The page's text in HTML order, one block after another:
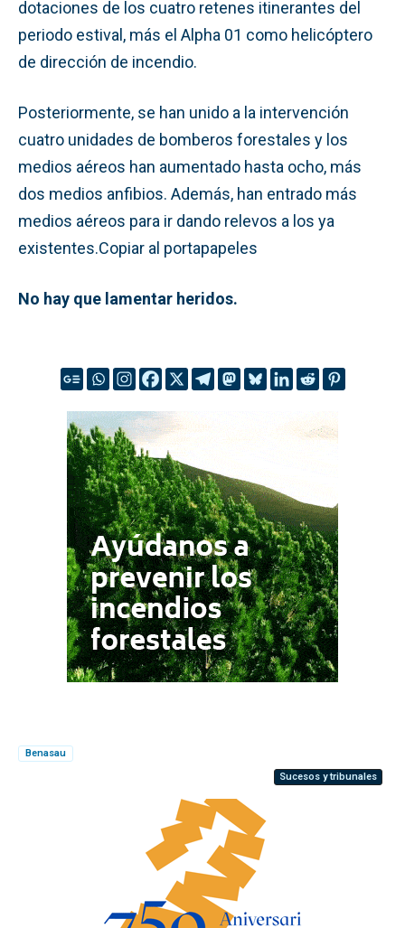
dotaciones de los cuatro retenes itinerantes del
periodo estival, más el Alpha 01 como helicóptero
de dirección de incendio.
Posteriormente, se han unido a la intervención
cuatro unidades de bomberos forestales y los
medios aéreos han aumentado hasta ocho, más
dos medios anfibios. Además, han entrado más
medios aéreos para ir dando relevos a los ya
existentes.Copiar al portapapeles
No hay que lamentar heridos.
Benasau
Sucesos y tribunales